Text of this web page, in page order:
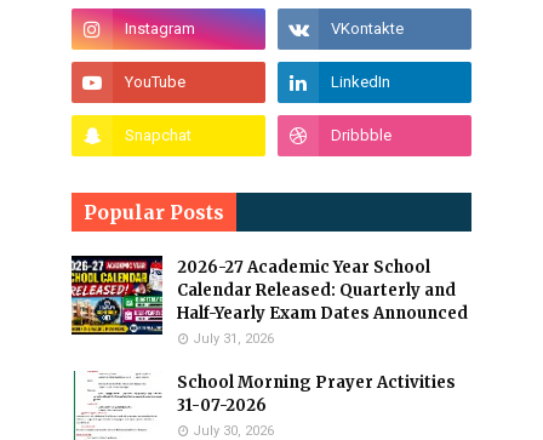
Popular Posts
2026-27 Academic Year School
Calendar Released: Quarterly and
Half-Yearly Exam Dates Announced
July 31, 2026
School Morning Prayer Activities
31-07-2026
July 30, 2026